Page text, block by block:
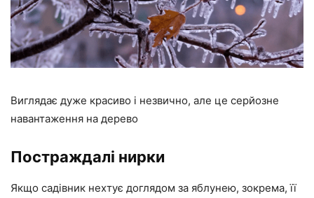
Виглядає дуже красиво і незвично, але це серйозне
навантаження на дерево
Постраждалі нирки
Якщо садівник нехтує доглядом за яблунею, зокрема, її